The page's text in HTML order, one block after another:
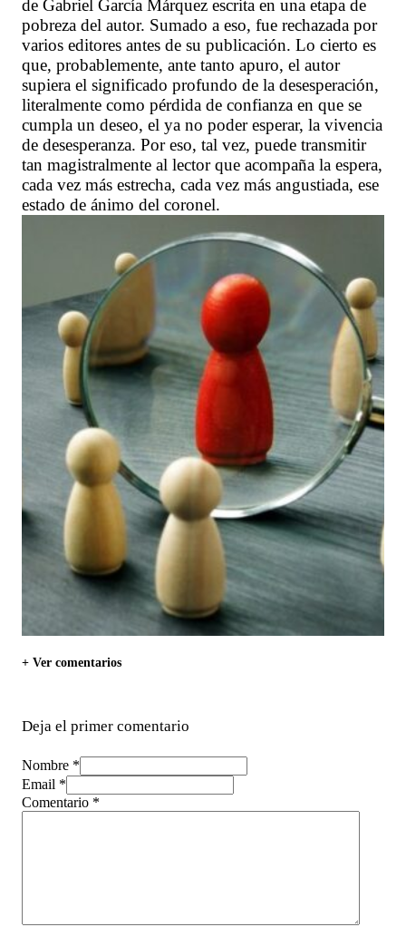
de Gabriel García Márquez escrita en una etapa de
pobreza del autor. Sumado a eso, fue rechazada por
varios editores antes de su publicación. Lo cierto es
que, probablemente, ante tanto apuro, el autor
supiera el significado profundo de la desesperación,
literalmente como pérdida de confianza en que se
cumpla un deseo, el ya no poder esperar, la vivencia
de desesperanza. Por eso, tal vez, puede transmitir
tan magistralmente al lector que acompaña la espera,
cada vez más estrecha, cada vez más angustiada, ese
estado de ánimo del coronel.
+ Ver comentarios
Deja el primer comentario
Nombre *
Email *
Comentario *